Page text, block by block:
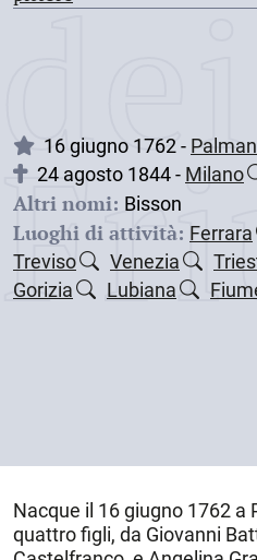
dei
16 giugno 1762 -
24 agosto 1844 - Milano
Altri nomi: Bisson
Luoghi di attività: Ferrara
Treviso
Venezia
Gorizia
Lubiana
Nacque il 16 giugno 1762 a
quattro figli, da Giovanni